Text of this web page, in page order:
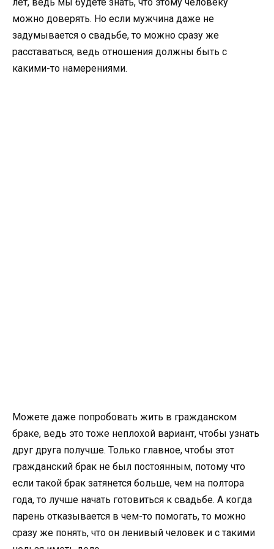
можно доверять. Но если мужчина даже не
задумывается о свадьбе, то можно сразу же
расставаться, ведь отношения должны быть с
какими-то намерениями.
Можете даже попробовать жить в гражданском
браке, ведь это тоже неплохой вариант, чтобы узнать
друг друга получше. Только главное, чтобы этот
гражданский брак не был постоянным, потому что
если такой брак затянется больше, чем на полтора
года, то лучше начать готовиться к свадьбе. А когда
парень отказывается в чем-то помогать, то можно
сразу же понять, что он ленивый человек и с такими